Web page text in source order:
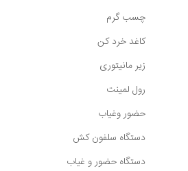
چسب گرم
کاغد خرد کن
زیر مانیتوری
رول لمینت
حضور وغیاب
دستگاه سلفون کش
دستگاه حضور و غیاب